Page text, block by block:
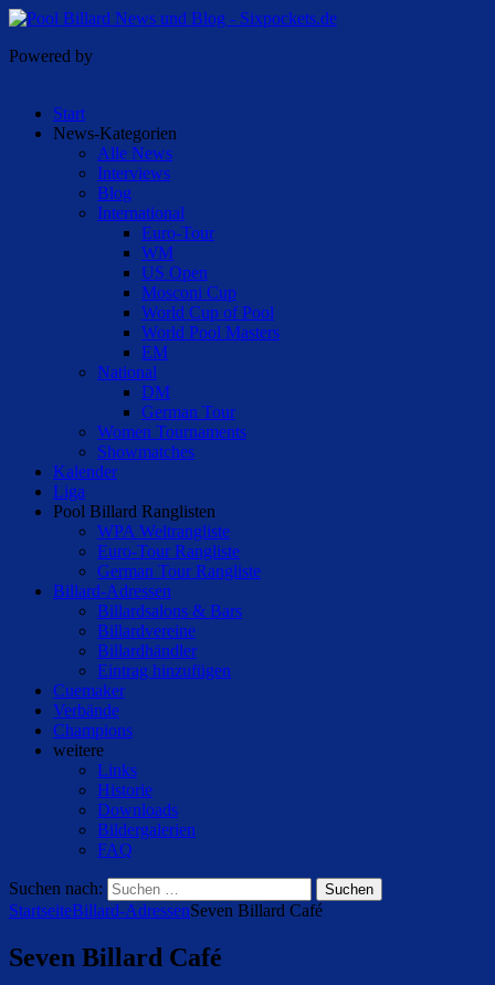
Powered by
Start
News-Kategorien
Alle News
Interviews
Blog
International
Euro-Tour
WM
US Open
Mosconi Cup
World Cup of Pool
World Pool Masters
EM
National
DM
German Tour
Women Tournaments
Showmatches
Kalender
Liga
Pool Billard Ranglisten
WPA Weltrangliste
Euro-Tour Rangliste
German Tour Rangliste
Billard-Adressen
Billardsalons & Bars
Billardvereine
Billardhändler
Eintrag hinzufügen
Cuemaker
Verbände
Champions
weitere
Links
Historie
Downloads
Bildergalerien
FAQ
Suchen nach:
StartseiteBillard-AdressenSeven Billard Café
Seven Billard Café